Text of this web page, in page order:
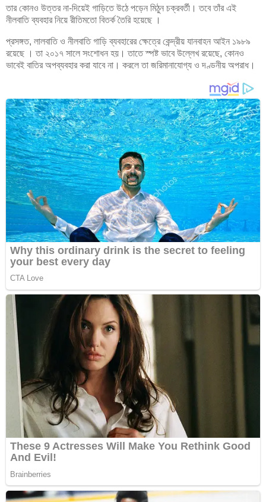
তার কোনও উত্তর না-দিয়েই গাড়িতে উঠে পড়েন মিঠুন চক্রবর্তী। তবে তাঁর এই
নীলবাতি ব্যবহার নিয়ে রীতিমতো বিতর্ক তৈরি হয়েছে ।
প্রসঙ্গত, লালবাতি ও নীলবাতি গাড়ি ব্যবহারের ক্ষেত্রে কেন্দ্রীয় যানবাহন আইন ১৯৮৯
রয়েছে । তা ২০১৭ সালে সংশোধন হয়। তাতে স্পষ্ট ভাবে উল্লেখ রয়েছে, কোনও
ভাবেই বাতির অপব্যবহার করা যাবে না। করলে তা জরিমানাযোগ্য ও দণ্ডনীয় অপরাধ।